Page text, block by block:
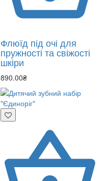
Флюїд під очі для
пружності та свіжості
шкіри
890.00₴